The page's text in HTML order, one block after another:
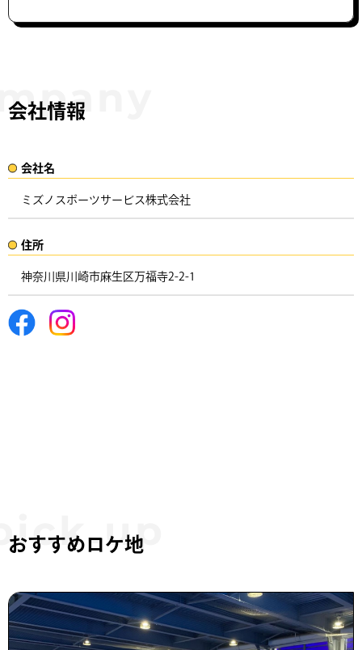
会社情報
会社名​
ミズノスポーツサービス株式会社​
住所​​
神奈川県川崎市麻生区万福寺2-2-1 ​
おすすめロケ地